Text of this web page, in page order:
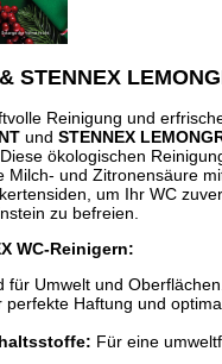
STENNEX
Reinigung und
und STENNEX
ökologischen
Milch- und Zitronensäure
um Ihr WC
zu befreien.
WC-Reinigern:
für Umwelt und Oberflächen.
perfekte Haftung und
Für eine